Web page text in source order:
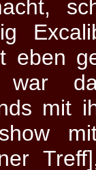
eben
war
mit